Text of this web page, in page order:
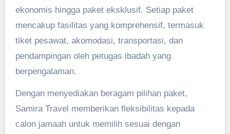
ekonomis hingga paket eksklusif. Setiap paket
mencakup fasilitas yang komprehensif, termasuk
tiket pesawat, akomodasi, transportasi, dan
pendampingan oleh petugas ibadah yang
berpengalaman.
Dengan menyediakan beragam pilihan paket,
Samira Travel memberikan fleksibilitas kepada
calon jamaah untuk memilih sesuai dengan